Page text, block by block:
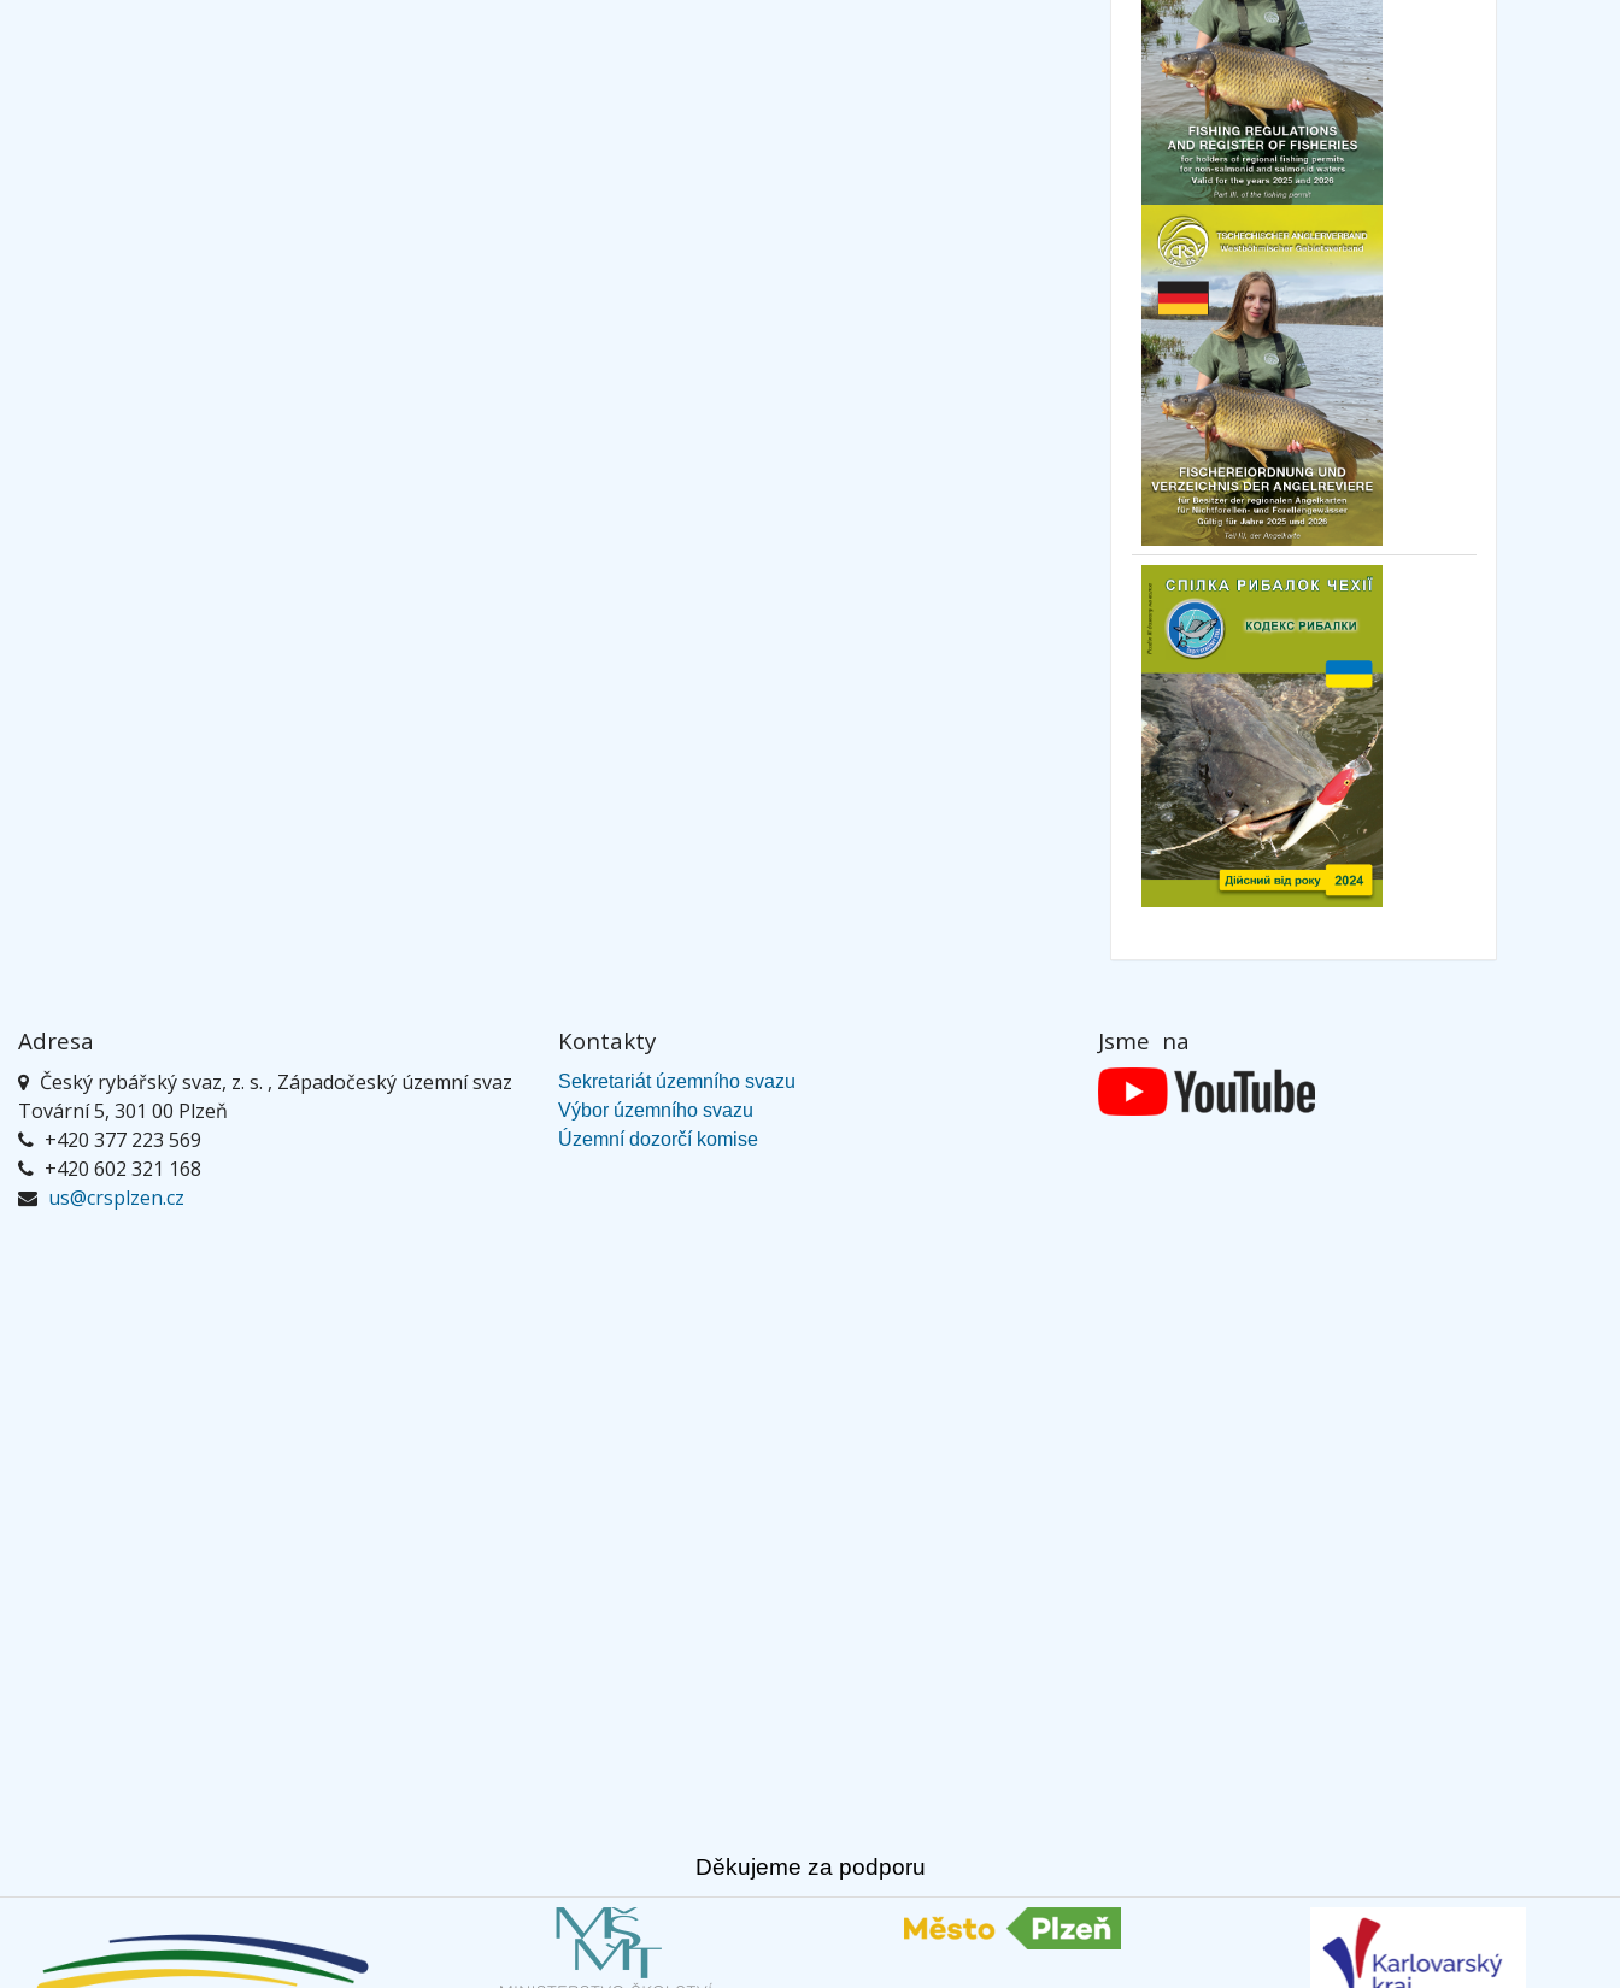
Adresa
Český rybářský svaz, z. s. , Západočeský územní svaz
Tovární 5, 301 00 Plzeň
+420 377 223 569
+420 602 321 168
us@crsplzen.cz
Kontakty
Sekretariát územního svazu
Výbor územního svazu
Územní dozorčí komise
Jsme na
Děkujeme za podporu